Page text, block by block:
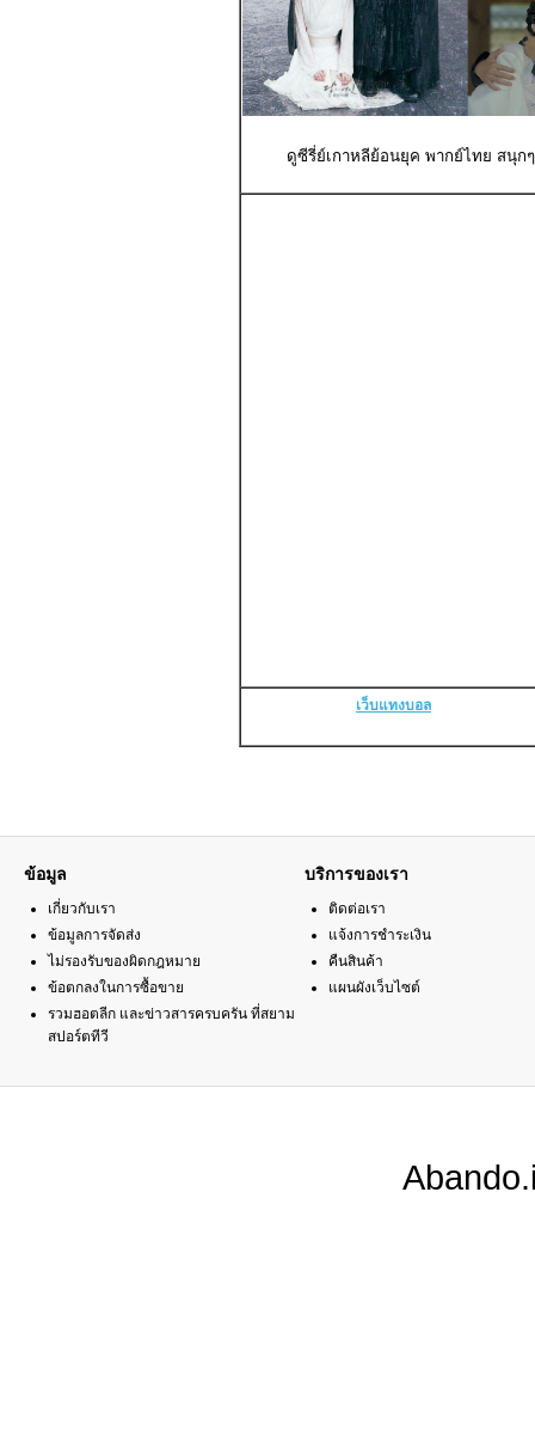
ดูซีรี่ย์เกาหลีย้อนยุค พากย์ไทย สนุก
เว็บแทงบอล
ข้อมูล
เกี่ยวกับเรา
ข้อมูลการจัดส่ง
ไม่รองรับของผิดกฎหมาย
ข้อตกลงในการซื้อขาย
รวมฮอตลีก และข่าวสารครบครัน ที่สยาม
สปอร์ตทีวี
บริการของเรา
ติดต่อเรา
แจ้งการชำระเงิน
คืนสินค้า
แผนผังเว็บไซต์